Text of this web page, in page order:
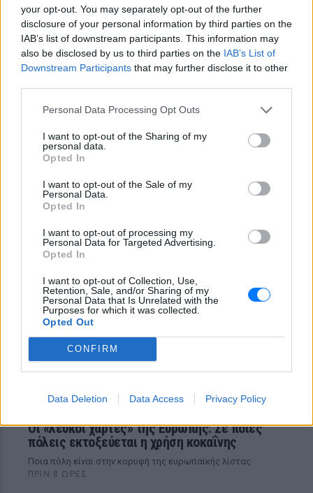
your opt-out. You may separately opt-out of the further
disclosure of your personal information by third parties on the
IAB’s list of downstream participants. This information may
also be disclosed by us to third parties on the IAB’s List of
Downstream Participants that may further disclose it to other
Personal Data Processing Opt Outs
I want to opt-out of the Sharing of my
personal data.
Opted In
I want to opt-out of the Sale of my
Personal Data.
Opted In
I want to opt-out of processing my
Personal Data for Targeted Advertising.
Opted In
I want to opt-out of Collection, Use,
Retention, Sale, and/or Sharing of my
Personal Data that Is Unrelated with the
Purposes for which it was collected.
Opted Out
CONFIRM
Data Deletion Data Access Privacy Policy
ΠΡΙΝ 8 ΏΡΕΣ
Η συγκάλυψη, οι ταινίες και το «Smoking
Gun»
Το κατακόκκινο σπίτι που
μοιάζει να αιωρείται πάνω από
το Κάπρι
Ένα αρχιτεκτονικό θαύμα κρυμμένο
Το κόλπο τους αποκαλύφθηκε
λίγο πριν φύγουν από το νησί ‑
ΠΡΙΝ 8 ΏΡΕΣ
Οι «λευκοί χάρτες» της Ευρώπης: Σε ποιες
πόλεις εκτοξεύεται η χρήση κοκαΐνης
Ποια πόλη είναι στην κορυφή της ευρωπαϊκής λίστας
ΠΡΙΝ 8 ΏΡΕΣ